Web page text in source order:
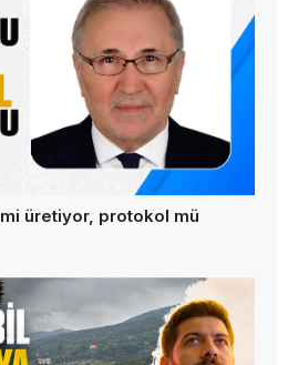
üretiyor, protokol mü